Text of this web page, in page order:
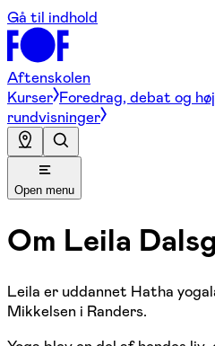
Gå til indhold
Aftenskolen
Kurser Foredrag, debat og
rundvisninger
Open menu
Om Leila
Leila er uddannet Hatha
Mikkelsen i Randers.